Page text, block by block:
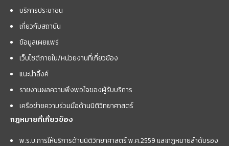
บริการประชาชน
เกี่ยวกับสถาบัน
ข้อมูลเผยแพร่
เว็บไซต์ภายใน/หน่วยงานที่เกี่ยวข้อง
แนะนำลิ้งค์
รายงานผลความพึงพอใจของผู้รับบริการ
เครือข่ายความร่วมมือด้านนิติวิทยาศาสตร์
กฎหมายที่เกี่ยวข้อง
พ.ร.บ.การให้บริการด้านนิติวิทยาศาสตร์ พ.ศ.2559 และกฏหมายลำดับรอง